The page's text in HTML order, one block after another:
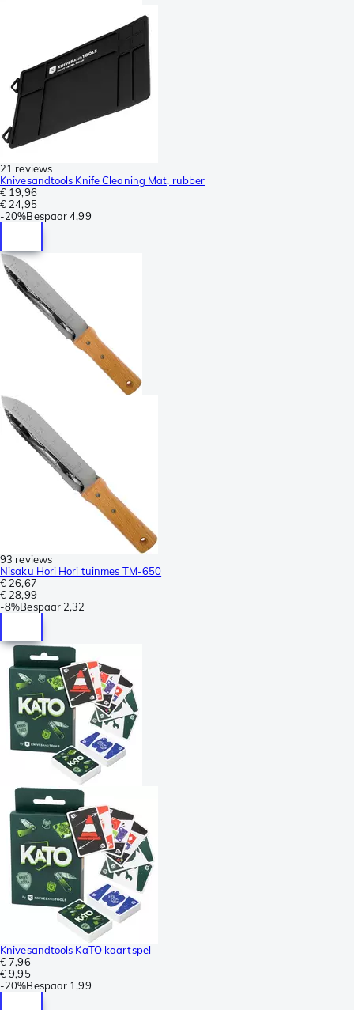
21 reviews
Knivesandtools Knife Cleaning Mat, rubber
€ 19,96
€ 24,95
-20%Bespaar 4,99
93 reviews
Nisaku Hori Hori tuinmes TM-650
€ 26,67
€ 28,99
-8%Bespaar 2,32
Knivesandtools KaTO kaartspel
€ 7,96
€ 9,95
-20%Bespaar 1,99